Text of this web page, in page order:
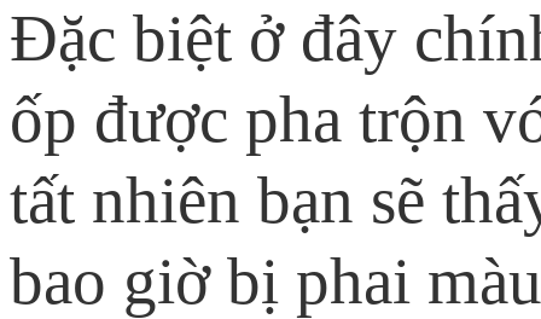
Đặc biệt ở đây
ốp được pha trộn
tất nhiên bạn sẽ
bao giờ bị phai